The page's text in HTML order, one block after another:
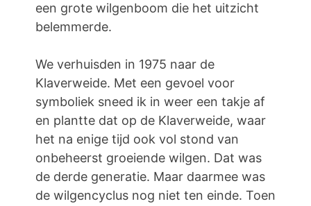
een grote wilgenboom die het uitzicht
belemmerde.
We verhuisden in 1975 naar de
Klaverweide. Met een gevoel voor
symboliek sneed ik in weer een takje af
en plantte dat op de Klaverweide, waar
het na enige tijd ook vol stond van
onbeheerst groeiende wilgen. Dat was
de derde generatie. Maar daarmee was
de wilgencyclus nog niet ten einde. Toen